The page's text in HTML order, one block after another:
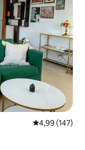
Évaluation
4,99 (147)